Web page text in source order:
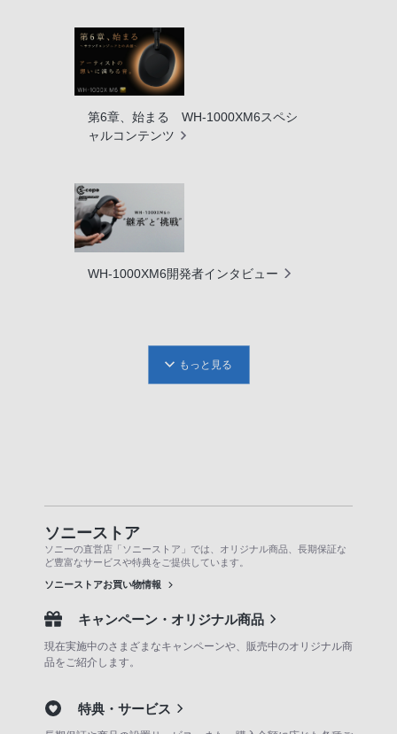
第6章、始まる WH-1000XM6スペシ
ャルコンテンツ
WH-1000XM6開発者インタビュー
もっと見る
ソニーストア
ソニーの直営店「ソニーストア」では、オリジナル商品、長期保証な
ど豊富なサービスや特典をご提供しています。
ソニーストアお買い物情報
キャンペーン・オリジナル商品
現在実施中のさまざまなキャンペーンや、販売中のオリジナル商
品をご紹介します。
特典・サービス